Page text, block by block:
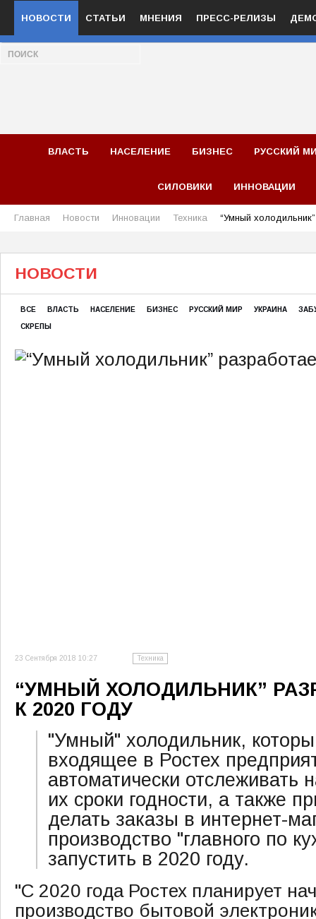
НОВОСТИ СТАТЬИ МНЕНИЯ ПРЕСС-РЕЛИЗЫ
ВЛАСТЬ НАСЕЛЕНИЕ БИЗНЕС РУССКИЙ
СИЛОВИКИ ИННОВАЦИИ
Главная Новости Инновации Техника “Умный
НОВОСТИ
ВСЕ ВЛАСТЬ НАСЕЛЕНИЕ БИЗНЕС РУССКИЙ МИР УКРАИНА
СКРЕПЫ
23 Сентября 2018 10:27 Техника
“УМНЫЙ ХОЛОДИЛЬНИК”
К 2020 ГОДУ
"Умный" холодильник,
входящее в Ростех
автоматически отслеживать
их сроки годности, а также
делать заказы в интернет-
производство "главного по
запустить в 2020 году.
"С 2020 года Ростех планирует
производство бытовой